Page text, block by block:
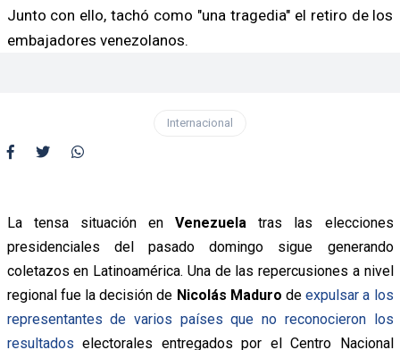
Junto con ello, tachó como "una tragedia" el retiro de los
embajadores venezolanos.
Internacional
La tensa situación enVenezuela tras las elecciones
presidenciales del pasado domingo sigue generando
coletazos en Latinoamérica. Una de las repercusiones a nivel
regional fue la decisión de Nicolás Maduro deexpulsar a los
representantes de varios países que no reconocieron los
resultados electorales entregados por el Centro Nacional